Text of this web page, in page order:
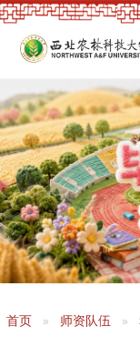
首页 师资队伍